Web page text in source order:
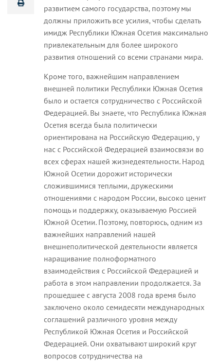
развитием самого государства, поэтому мы
должны приложить все усилия, чтобы сделать
имидж Республики Южная Осетия максимально
привлекательным для более широкого
развития отношений со всеми странами мира.
Кроме того, важнейшим направлением
внешней политики Республики Южная Осетия
было и остается сотрудничество с Российской
Федерацией. Вы знаете, что Республика Южная
Осетия всегда была политически
ориентирована на Российскую Федерацию, у
нас с Российской Федерацией взаимосвязи во
всех сферах нашей жизнедеятельности. Народ
Южной Осетии дорожит исторически
сложившимися теплыми, дружескими
отношениями с народом России, высоко ценит
помощь и поддержку, оказываемую Россией
Южной Осетии. Поэтому, повторюсь, одним из
важнейших направлений нашей
внешнеполитической деятельности является
наращивание полноформатного
взаимодействия с Российской Федерацией и
работа в этом направлении продолжается. За
прошедшее с августа 2008 года время было
заключено около семидесяти международных
соглашений различного уровня между
Республикой Южная Осетия и Российской
Федерацией. Они охватывают широкий круг
вопросов сотрудничества на